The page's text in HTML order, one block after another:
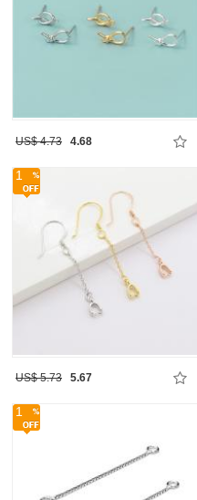
US$ 4.73 4.68
1
US$ 5.73 5.67
1